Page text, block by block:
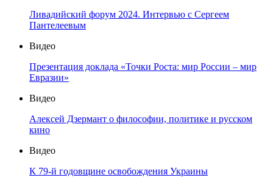
Ливадийский форум 2024. Интервью с Сергеем
Пантелеевым
Видео
Презентация доклада «Точки Роста: мир России – мир
Евразии»
Видео
Алексей Дзермант о философии, политике и русском
кино
Видео
К 79-й годовщине освобождения Украины